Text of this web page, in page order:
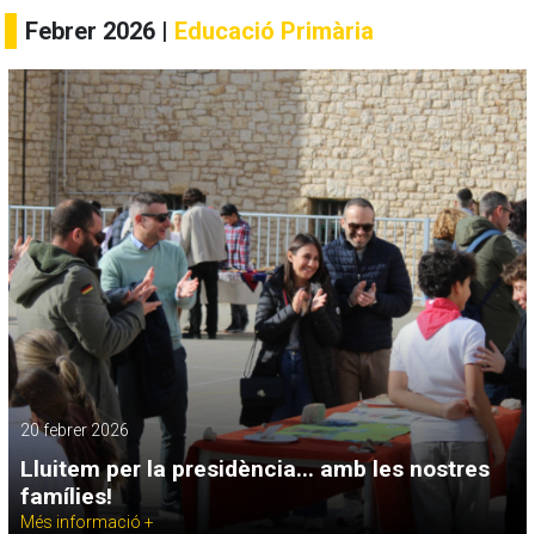
Febrer 2026 | Educació Primària
20 febrer 2026
Lluitem per la presidència... amb les nostres
famílies!
Més informació +